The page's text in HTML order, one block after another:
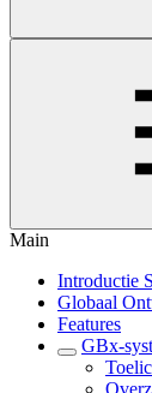
Main
Introductie
Globaal
Features
GBx-